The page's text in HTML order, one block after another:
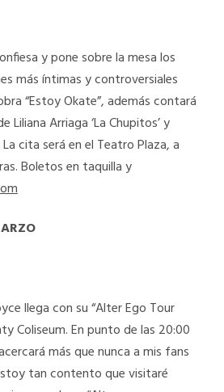
y pone sobre la mesa los
más íntimas y controversiales
“Estoy Okate”, además contará
Liliana Arriaga ‘La Chupitos’ y
cita será en el Teatro Plaza, a
Boletos en taquilla y
llega con su “Alter Ego Tour
Coliseum. En punto de las 20:00
más que nunca a mis fans
tan contento que visitaré